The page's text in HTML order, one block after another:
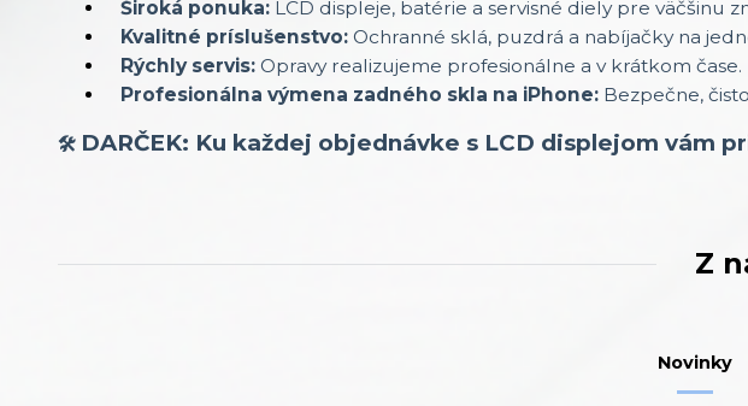
Široká ponuka: LCD displeje, batérie a servisné diely pre väčšinu
Kvalitné príslušenstvo: Ochranné sklá, puzdrá a nabíjačky na
Rýchly servis: Opravy realizujeme profesionálne a v krátkom čase.
Profesionálna výmena zadného skla na iPhone: Bezpečne,
🛠️ DARČEK: Ku každej objednávke s LCD displejom vám
Z
Novinky